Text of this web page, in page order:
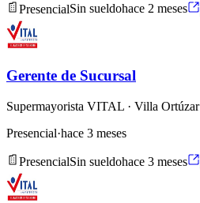
PresencialSin sueldohace 2 meses
Gerente de Sucursal
Supermayorista VITAL · Villa Ortúzar
Presencial·hace 3 meses
PresencialSin sueldohace 3 meses